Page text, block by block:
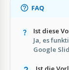
FAQ
Ist diese
Ja, es
Google